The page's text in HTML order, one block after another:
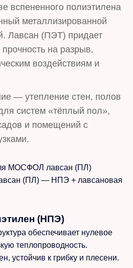
вспененного полиэтилена
металлизированной
Лавсан (ПЭТ) придает
на разрыв,
воздействиям и
— утепление стен, полов
систем «тёплый пол»,
и помещений с
(ПЛ) — НПЭ + лавсановая
(НПЭ)
обеспечивает нулевое
теплопроводность.
устойчив к грибку и плесени.